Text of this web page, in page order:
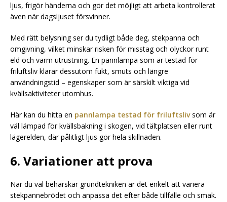
ljus, frigör händerna och gör det möjligt att arbeta kontrollerat
även när dagsljuset försvinner.
Med rätt belysning ser du tydligt både deg, stekpanna och
omgivning, vilket minskar risken för misstag och olyckor runt
eld och varm utrustning. En pannlampa som är testad för
friluftsliv klarar dessutom fukt, smuts och längre
användningstid – egenskaper som är särskilt viktiga vid
kvällsaktiviteter utomhus.
Här kan du hitta en pannlampa testad för friluftslivsom är
väl lämpad för kvällsbakning i skogen, vid tältplatsen eller runt
lägerelden, där pålitligt ljus gör hela skillnaden.
6. Variationer att prova
När du väl behärskar grundtekniken är det enkelt att variera
stekpannebrödet och anpassa det efter både tillfälle och smak.